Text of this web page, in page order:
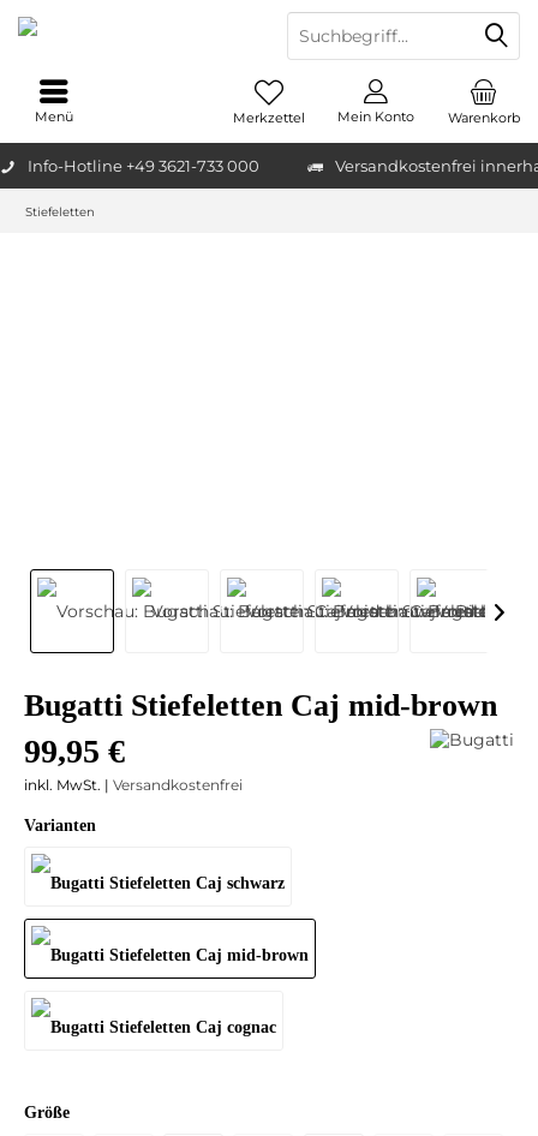
Info-Hotline +49 3621-733 000 Versandkostenfrei
Warenkorb
Merkzettel Mein Konto
Menü
Stiefeletten
Bugatti Stiefeletten Caj mid-brown
99,95 €
inkl. MwSt. | Versandkostenfrei
Varianten
Größe